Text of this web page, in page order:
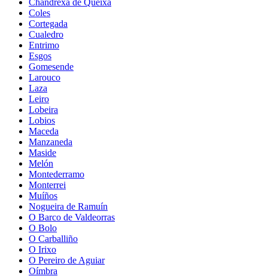
Chandrexa de Queixa
Coles
Cortegada
Cualedro
Entrimo
Esgos
Gomesende
Larouco
Laza
Leiro
Lobeira
Lobios
Maceda
Manzaneda
Maside
Melón
Montederramo
Monterrei
Muíños
Nogueira de Ramuín
O Barco de Valdeorras
O Bolo
O Carballiño
O Irixo
O Pereiro de Aguiar
Oímbra